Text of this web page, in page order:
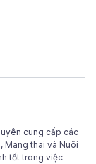
cung cấp các
Mang thai và Nuôi
tốt trong việc